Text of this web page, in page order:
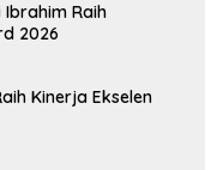
Ibrahim Raih
2026
Kinerja Ekselen